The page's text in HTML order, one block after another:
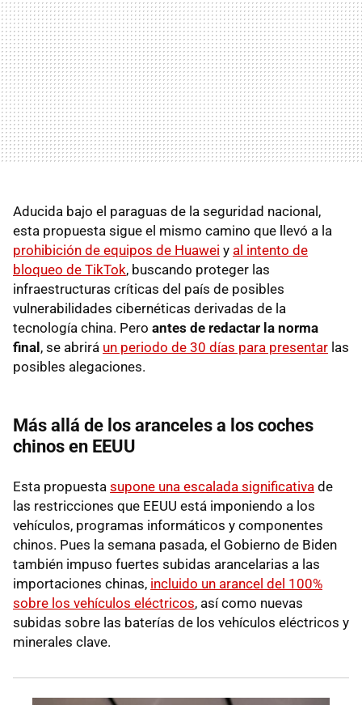
Aducida bajo el paraguas de la seguridad nacional,
esta propuesta sigue el mismo camino que llevó a la
prohibición de equipos de Huawei y al intento de
bloqueo de TikTok, buscando proteger las
infraestructuras críticas del país de posibles
vulnerabilidades cibernéticas derivadas de la
tecnología china. Pero antes de redactar la norma
final, se abrirá un periodo de 30 días para presentar las
posibles alegaciones.
Más allá de los aranceles a los coches
chinos en EEUU
Esta propuesta supone una escalada significativa de
las restricciones que EEUU está imponiendo a los
vehículos, programas informáticos y componentes
chinos. Pues la semana pasada, el Gobierno de Biden
también impuso fuertes subidas arancelarias a las
importaciones chinas, incluido un arancel del 100%
sobre los vehículos eléctricos, así como nuevas
subidas sobre las baterías de los vehículos eléctricos y
minerales clave.